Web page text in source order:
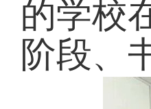
的学校
阶段、